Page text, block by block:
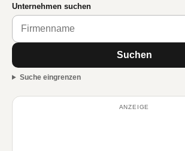
Unternehmen suchen
Suchen
Suche eingrenzen
ANZEIGE